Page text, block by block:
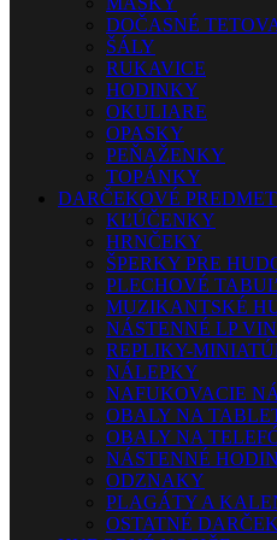
DOČASNÉ
ŠÁLY
RUKAVICE
HODINKY
OKULIARE
OPASKY
PEŇAŽENKY
TOPÁNKY
DARČEKOVÉ
KĽÚČENKY
HRNČEKY
ŠPERKY PRE
PLECHOVÉ
MUZIKANTSKÉ
NÁSTENNÉ LP
REPLIKY-
NÁLEPKY
NAFUKOVACIE
OBALY NA
OBALY NA
NÁSTENNÉ
ODZNAKY
PLAGÁTY A
OSTATNÉ